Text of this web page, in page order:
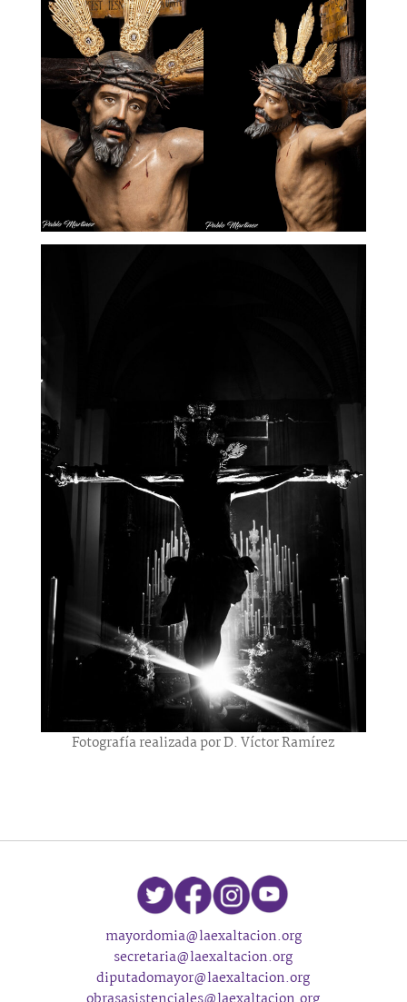
Fotografía realizada por D. Víctor Ramírez
mayordomia@laexaltacion.org
secretaria@laexaltacion.org
diputadomayor@laexaltacion.org